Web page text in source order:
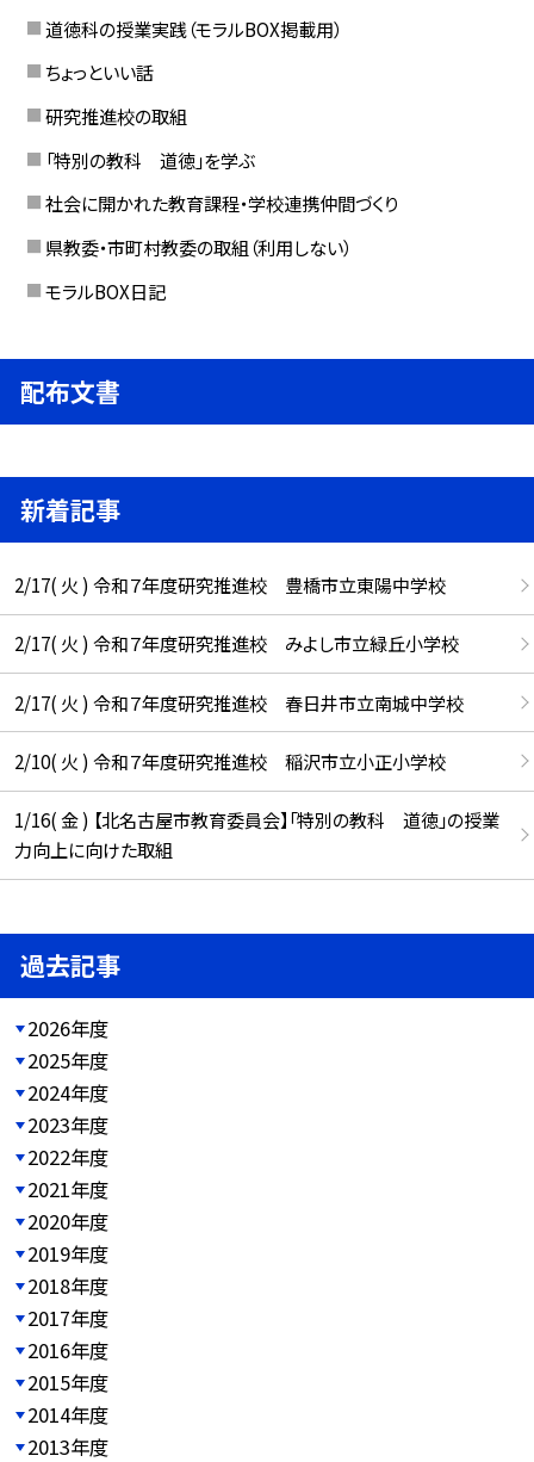
道徳科の授業実践（モラルBOX掲載用）
ちょっといい話
研究推進校の取組
「特別の教科 道徳」を学ぶ
社会に開かれた教育課程・学校連携仲間づくり
県教委・市町村教委の取組（利用しない）
モラルBOX日記
配布文書
新着記事
2/17( 火 ) 令和７年度研究推進校 豊橋市立東陽中学校
2/17( 火 ) 令和７年度研究推進校 みよし市立緑丘小学校
2/17( 火 ) 令和７年度研究推進校 春日井市立南城中学校
2/10( 火 ) 令和７年度研究推進校 稲沢市立小正小学校
1/16( 金 ) 【北名古屋市教育委員会】「特別の教科 道徳」の授業
力向上に向けた取組
過去記事
2026年度
2025年度
2024年度
2023年度
2022年度
2021年度
2020年度
2019年度
2018年度
2017年度
2016年度
2015年度
2014年度
2013年度